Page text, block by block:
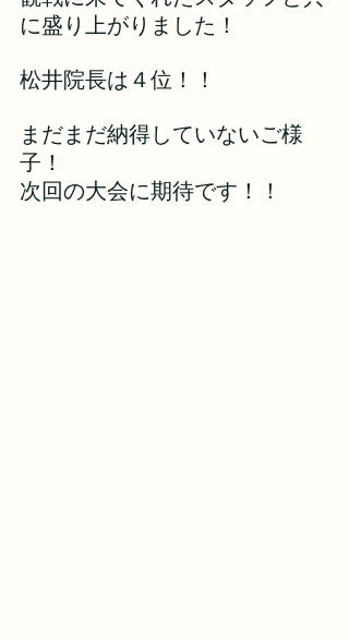
に盛り上がりました！
松井院長は４位！！
まだまだ納得していないご様
子！
次回の大会に期待です！！